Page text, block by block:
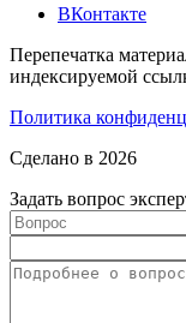
ВКонтакте
Перепечатка
индексируемой
Политика
Сделано в 2026
Задать вопрос